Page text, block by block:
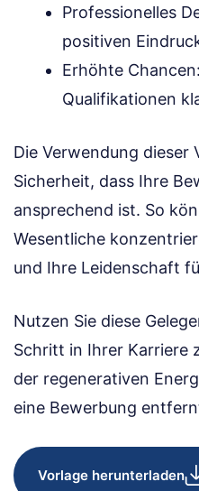
Professionelles
positiven
Erhöhte
Qualifikationen
Die Verwendung dieser
Sicherheit, dass Ihre
ansprechend ist. So
Wesentliche
und Ihre Leidenschaft
Nutzen Sie diese
Schritt in Ihrer Karriere
der regenerativen
eine Bewerbung
Vorlage herunterladen